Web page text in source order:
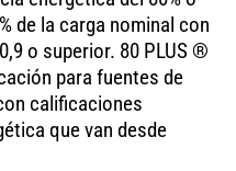
de la carga nominal con
o superior. 80 PLUS ®
para fuentes de
calificaciones
que van desde